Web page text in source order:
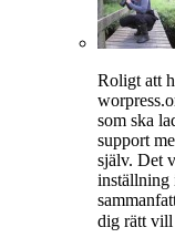
Roligt att
som ska
support
själv. Det
inställning
dig rätt vill